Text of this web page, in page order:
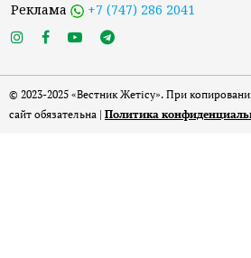
Реклама +7 (747) 286 2041
© 2023-2025 «Вестник Жетісу». При
сайт обязательна | Политика